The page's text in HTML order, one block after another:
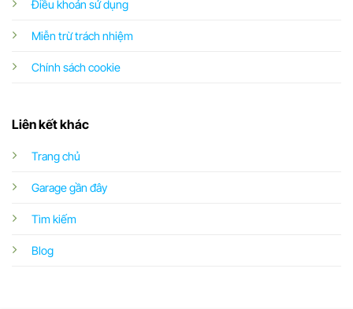
Điều khoản sử dụng
Miễn trừ trách nhiệm
Chính sách cookie
Liên kết khác
Trang chủ
Garage gần đây
Tìm kiếm
Blog